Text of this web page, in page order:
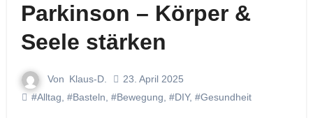
Parkinson – Körper &
Seele stärken
Von Klaus-D.
23. April 2025
#Alltag #Basteln #Bewegung #DIY, #Gesundheit